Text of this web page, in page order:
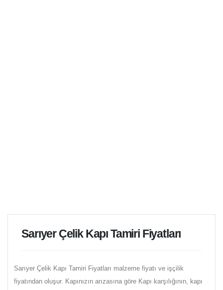
Sarıyer Çelik Kapı Tamiri Fiyatları
Sarıyer Çelik Kapı Tamiri Fiyatları malzeme fiyatı ve işçilik
fiyatından oluşur. Kapınızın arızasına göre Kapı karşılığının, kapı